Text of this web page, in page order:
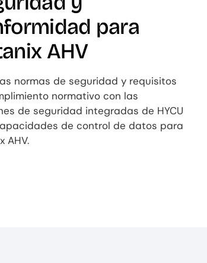
para
AHV
normas de seguridad y requisitos
normativo con las
de seguridad integradas de HYCU
de control de datos para
AHV.